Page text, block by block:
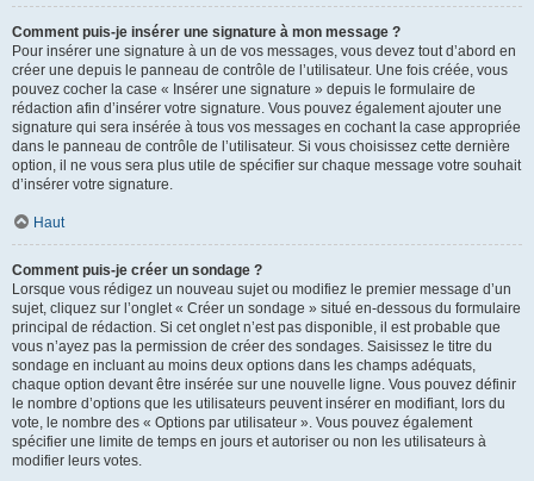
Comment puis-je insérer une signature à mon message ?
Pour insérer une signature à un de vos messages, vous devez tout d’abord en
créer une depuis le panneau de contrôle de l’utilisateur. Une fois créée, vous
pouvez cocher la case « Insérer une signature » depuis le formulaire de
rédaction afin d’insérer votre signature. Vous pouvez également ajouter une
signature qui sera insérée à tous vos messages en cochant la case appropriée
dans le panneau de contrôle de l’utilisateur. Si vous choisissez cette dernière
option, il ne vous sera plus utile de spécifier sur chaque message votre souhait
d’insérer votre signature.
Haut
Comment puis-je créer un sondage ?
Lorsque vous rédigez un nouveau sujet ou modifiez le premier message d’un
sujet, cliquez sur l’onglet « Créer un sondage » situé en-dessous du formulaire
principal de rédaction. Si cet onglet n’est pas disponible, il est probable que
vous n’ayez pas la permission de créer des sondages. Saisissez le titre du
sondage en incluant au moins deux options dans les champs adéquats,
chaque option devant être insérée sur une nouvelle ligne. Vous pouvez définir
le nombre d’options que les utilisateurs peuvent insérer en modifiant, lors du
vote, le nombre des « Options par utilisateur ». Vous pouvez également
spécifier une limite de temps en jours et autoriser ou non les utilisateurs à
modifier leurs votes.